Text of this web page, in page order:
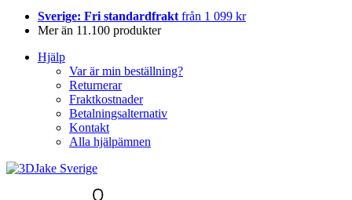
Sverige: Fri standardfrakt från 1 099 kr
Mer än 11.100 produkter
Hjälp
Var är min beställning?
Returnerar
Fraktkostnader
Betalningsalternativ
Kontakt
Alla hjälpämnen